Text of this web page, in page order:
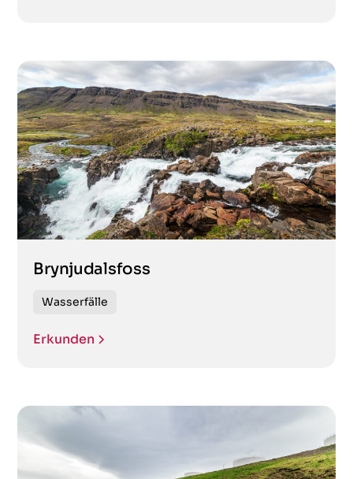
Klippen
Krater
Lavafelder
Museum
Nationalpark
Passieren
Quelle
Brynjudalsfoss
Wasserfälle
Erkunden